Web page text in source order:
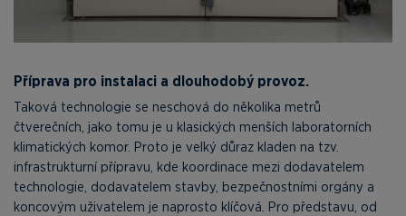
Příprava pro instalaci a dlouhodobý provoz.
Taková technologie se neschová do několika metrů
čtverečních, jako tomu je u klasických menších laboratorních
klimatických komor. Proto je velký důraz kladen na tzv.
infrastrukturní přípravu, kde koordinace mezi dodavatelem
technologie, dodavatelem stavby, bezpečnostními orgány a
koncovým uživatelem je naprosto klíčová. Pro představu, od